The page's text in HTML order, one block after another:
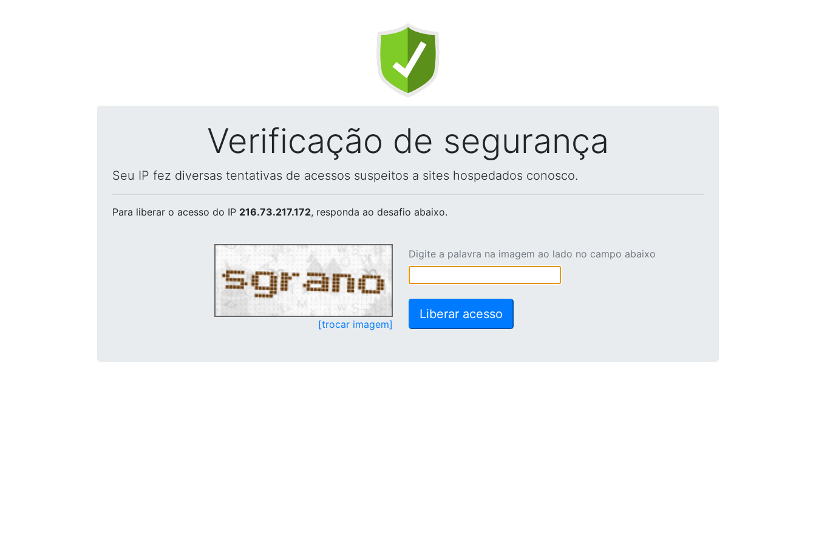
Verificação de segurança
Seu IP fez diversas tentativas de acessos suspeitos a sites hospedados conosco.
Para liberar o acesso do IP 216.73.217.172, responda ao desafio abaixo.
[trocar imagem]
Digite a palavra na imagem ao lado no campo abaixo